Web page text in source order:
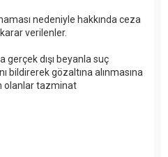
nedeniyle hakkında ceza
verilenler.
dışı beyanla suç
bildirerek gözaltına alınmasına
olanlar tazminat